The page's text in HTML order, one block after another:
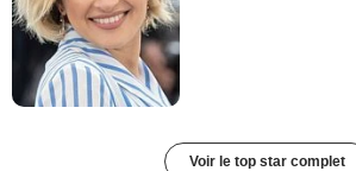
Voir le top star complet